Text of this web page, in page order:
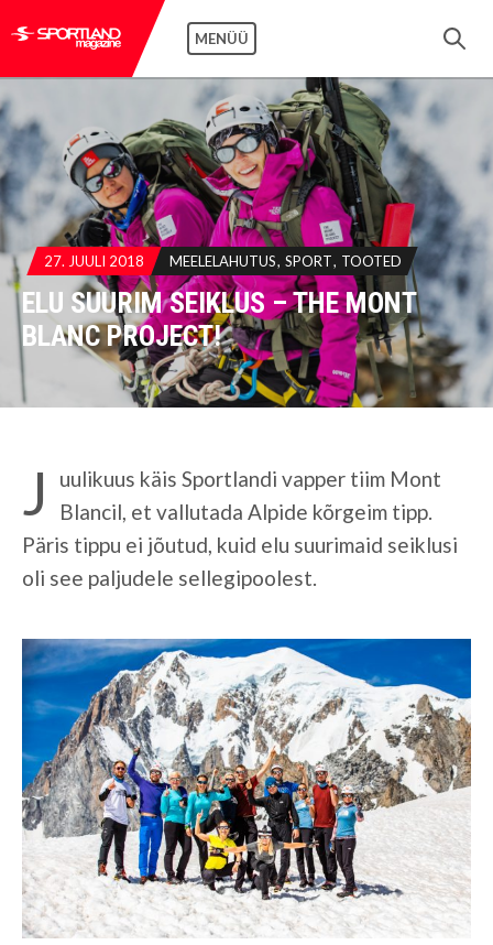
MENÜÜ
27. JUULI 2018 MEELELAHUTUS SPORT TOOTED
ELU SUURIM SEIKLUS – THE MONT
BLANC PROJECT!
J
uulikuus käis Sportlandi vapper tiim Mont
Blancil, et vallutada Alpide kõrgeim tipp.
Päris tippu ei jõutud, kuid elu suurimaid seiklusi
oli see paljudele sellegipoolest.